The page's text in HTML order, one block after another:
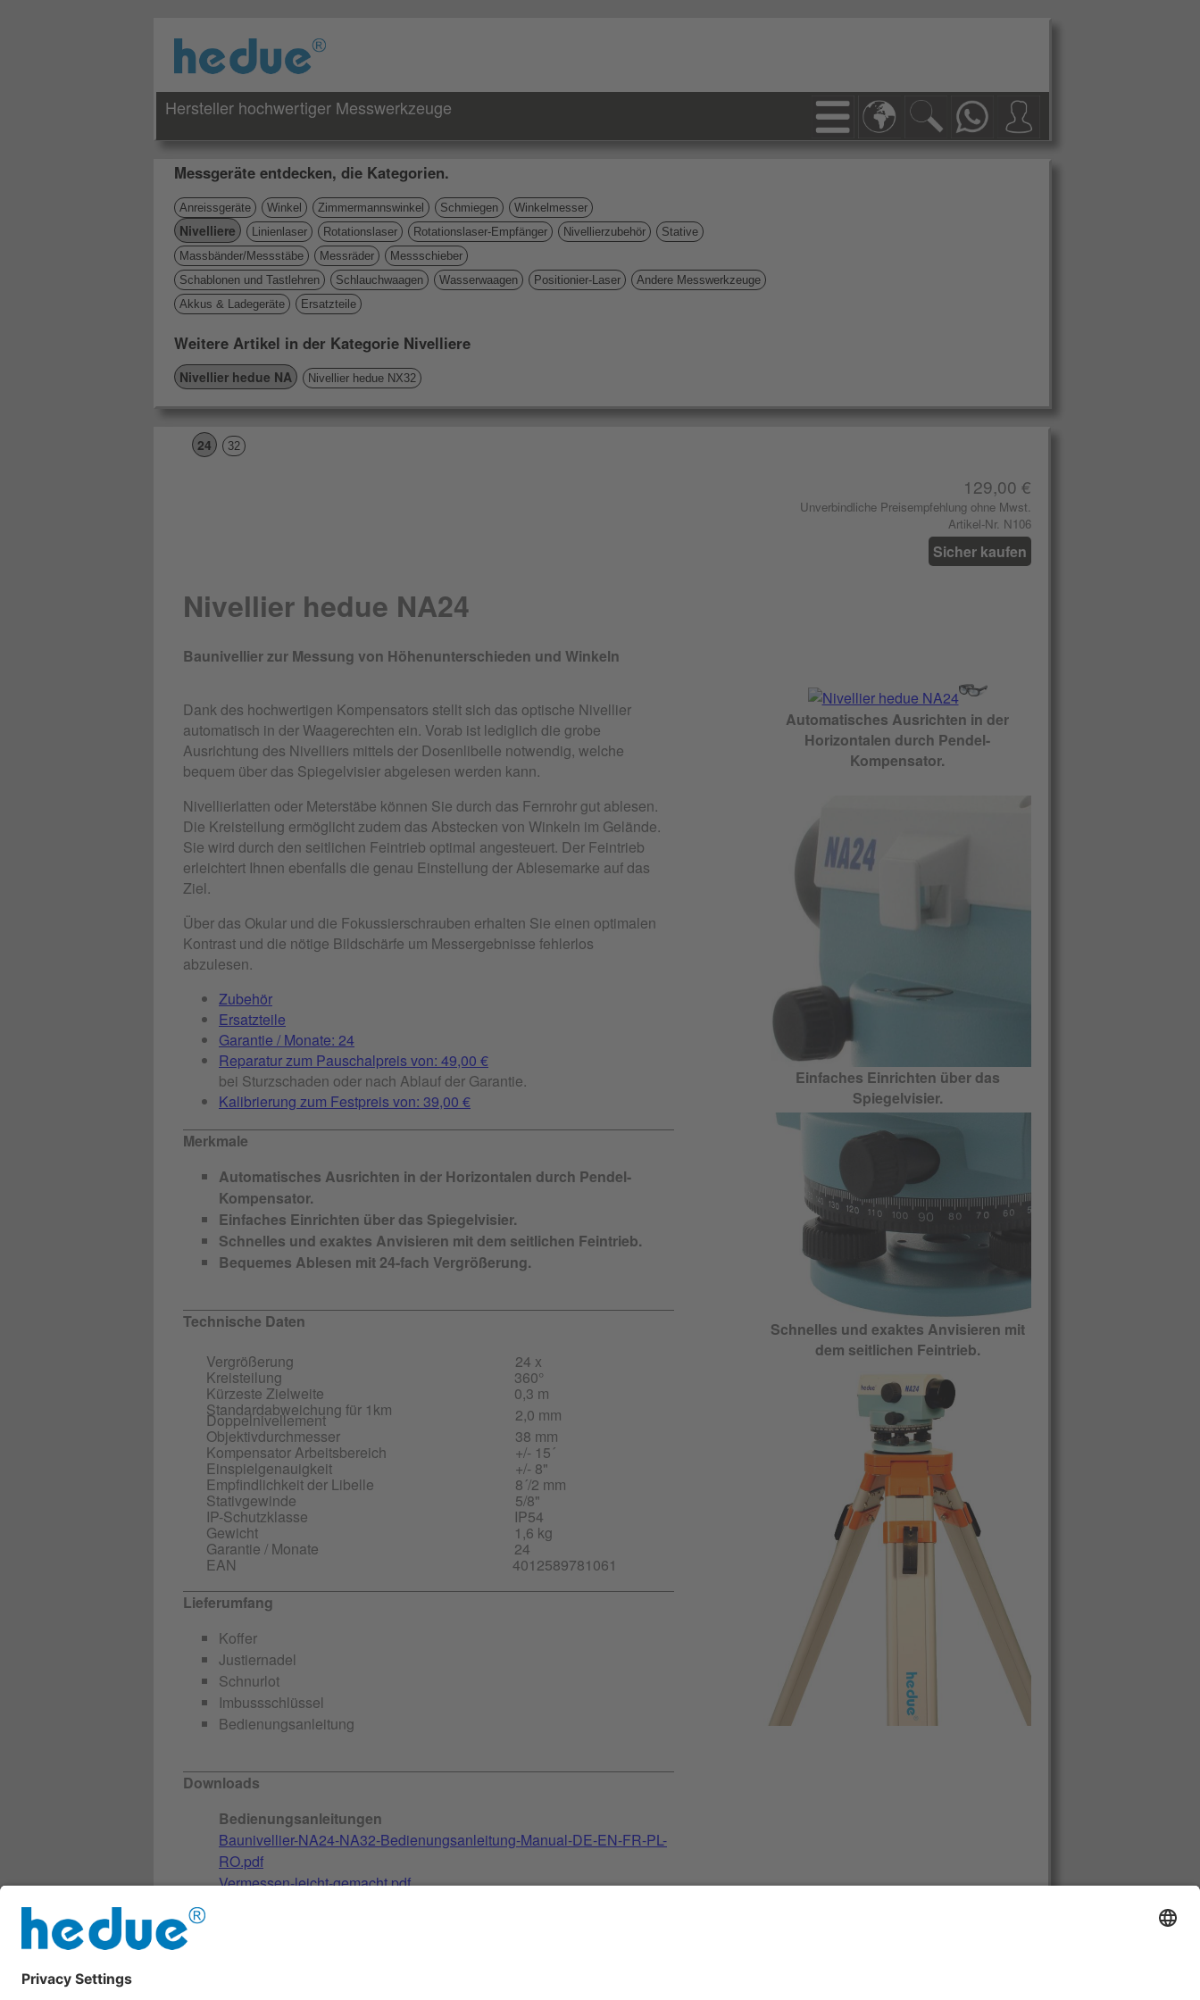
Hersteller hochwertiger Messwerkzeuge
Messgeräte entdecken, die Kategorien.
Anreissgeräte Winkel Zimmermannswinkel Schmiegen Winkelmesser
Nivelliere Linienlaser Rotationslaser Rotationslaser-Empfänger Nivellierzubehör
Stative
Massbänder/Messstäbe
Messräder
Messschieber
Schablonen und Tastlehren
Schlauchwaagen Wasserwaagen Positionier-Laser
Andere Messwerkzeuge
Akkus & Ladegeräte
Ersatzteile
Weitere Artikel in der Kategorie Nivelliere
Nivellier hedue NA Nivellier hedue NX32
24 32
129,00 €
Unverbindliche Preisempfehlung ohne Mwst.
Artikel-Nr. N106
Sicher kaufen
Nivellier hedue NA24
Baunivellier zur Messung von Höhenunterschieden und Winkeln
Dank des hochwertigen Kompensators stellt sich das optische Nivellier
automatisch in der Waagerechten ein. Vorab ist lediglich die grobe
Ausrichtung des Nivelliers mittels der Dosenlibelle notwendig, welche
bequem über das Spiegelvisier abgelesen werden kann.
Nivellierlatten oder Meterstäbe können Sie durch das Fernrohr gut ablesen.
Die Kreisteilung ermöglicht zudem das Abstecken von Winkeln im Gelände.
Sie wird durch den seitlichen Feintrieb optimal angesteuert. Der Feintrieb
erleichtert Ihnen ebenfalls die genau Einstellung der Ablesemarke auf das
Ziel.
Über das Okular und die Fokussierschrauben erhalten Sie einen optimalen
Kontrast und die nötige Bildschärfe um Messergebnisse fehlerlos
abzulesen.
Zubehör
Ersatzteile
Garantie / Monate: 24
Reparatur zum Pauschalpreis von: 49,00 €
bei Sturzschaden oder nach Ablauf der Garantie.
Kalibrierung zum Festpreis von: 39,00 €
Merkmale
Automatisches Ausrichten in der Horizontalen durch Pendel-
Kompensator.
Einfaches Einrichten über das Spiegelvisier.
Schnelles und exaktes Anvisieren mit dem seitlichen Feintrieb.
Bequemes Ablesen mit 24-fach Vergrößerung.
Technische Daten
Vergrößerung
24 x
Kreisteilung 360°
Kürzeste Zielweite 0,3 m
Standardabweichung für 1km
Doppelnivellement
2,0 mm
Objektivdurchmesser
38 mm
Kompensator Arbeitsbereich +/- 15´
Einspielgenauigkeit +/- 8"
Empfindlichkeit der Libelle 8´/2 mm
Stativgewinde 5/8"
IP-Schutzklasse IP54
Gewicht 1,6 kg
Garantie / Monate 24
EAN
4012589781061
Lieferumfang
Koffer
Justiernadel
Schnurlot
Imbussschlüssel
Bedienungsanleitung
Downloads
Bedienungsanleitungen
Baunivellier-NA24-NA32-Bedienungsanleitung-Manual-DE-EN-FR-PL-
RO.pdf
Vermessen-leicht-gemacht.pdf
Automatisches Ausrichten in der
Horizontalen durch Pendel-
Kompensator.
Einfaches Einrichten über das
Spiegelvisier.
Schnelles und exaktes Anvisieren mit
dem seitlichen Feintrieb.